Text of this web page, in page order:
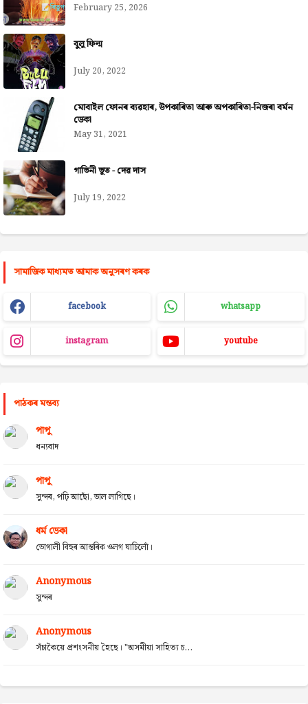
February 25, 2026
বুলু ফিল্ম
July 20, 2022
মোবাইল ফোনৰ ব্যৱহাৰ, উপকাৰিতা আৰু অপকাৰিতা-নিজৰা বৰ্মন
ডেকা
May 31, 2021
গাভিনী ভূত - দেৱ দাস
July 19, 2022
সামাজিক মাধ্যমত আমাক অনুসৰণ কৰক
facebook whatsapp
instagram youtube
পাঠকৰ মন্তব্য
পাপু
ধন্যবাদ
পাপু
সুন্দৰ, পঢ়ি আছোঁ, ভাল লাগিছে।
ধৰ্ম ডেকা
ভোগালী বিহুৰ আন্তৰিক ওলগ যাচিলোঁ।
Anonymous
সুন্দৰ
Anonymous
সঁচাকৈয়ে প্ৰশংসনীয় হৈছে। "অসমীয়া সাহিত্য চ...